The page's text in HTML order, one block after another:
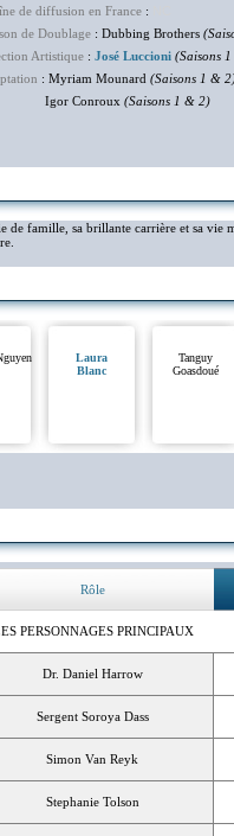
de diffusion en France :
de Doublage : Dubbing Brothers
Artistique : José Luccioni (Saisons
: Myriam Mounard (Saisons 1 &
Conroux (Saisons 1 & 2)
famille, sa brillante carrière et sa vie
Laura
Blanc
Tanguy
Goasdoué
Rôle
PERSONNAGES PRINCIPAUX
Dr. Daniel Harrow
Sergent Soroya Dass
Simon Van Reyk
Stephanie Tolson